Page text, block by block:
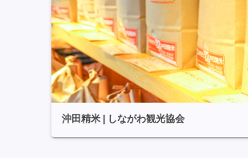
沖田精米 | しながわ観光協会